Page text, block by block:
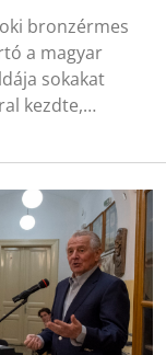
bronzérmes
a magyar
sokakat
kezdte,…